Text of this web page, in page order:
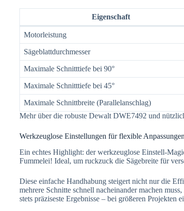
Eigenschaft
Motorleistung
Sägeblattdurchmesser
Maximale Schnitttiefe bei 90°
Maximale Schnitttiefe bei 45°
Maximale Schnittbreite (Parallelanschlag)
Mehr über die robuste Dewalt DWE7492 und
Werkzeuglose Einstellungen für flexible Anpassungen
Ein echtes Highlight: der werkzeuglose Einstell-
Fummelei! Ideal, um ruckzuck die Sägebreite für
Diese einfache Handhabung steigert nicht nur die
mehrere Schnitte schnell nacheinander machen
stets präziseste Ergebnisse – bei größeren Projekten